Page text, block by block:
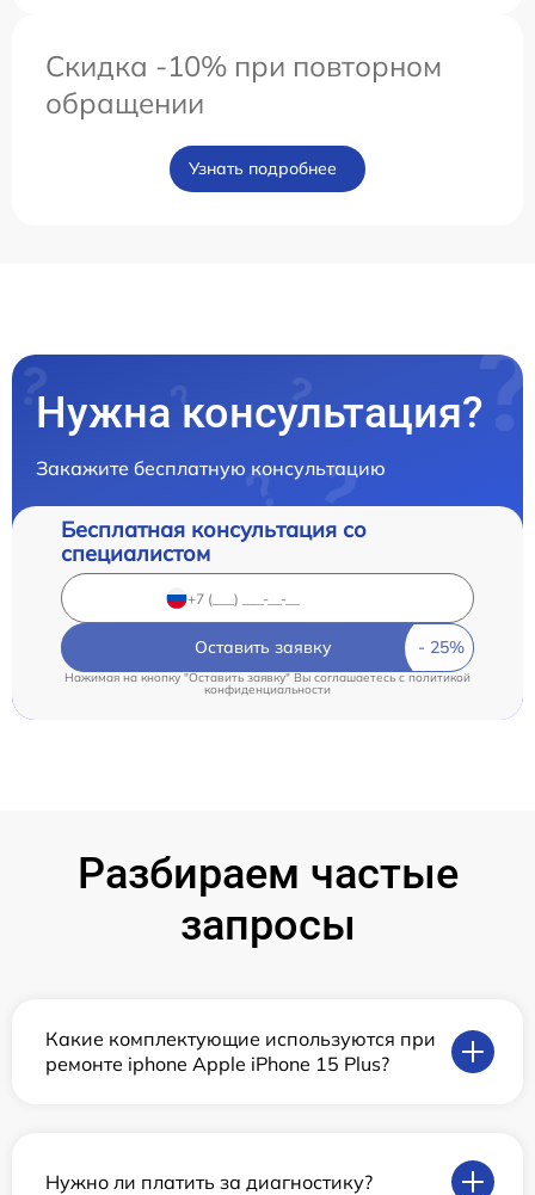
Скидка -10% при повторном
обращении
Узнать подробнее
Нужна консультация?
Закажите бесплатную консультацию
Бесплатная консультация со
специалистом
Оставить заявку
Нажимая на кнопку "Оставить заявку" Вы соглашаетесь cполитикой
конфиденциальности
Разбираем частые
запросы
Какие комплектующие используются при
ремонте iphone Apple iPhone 15 Plus?
Нужно ли платить за диагностику?